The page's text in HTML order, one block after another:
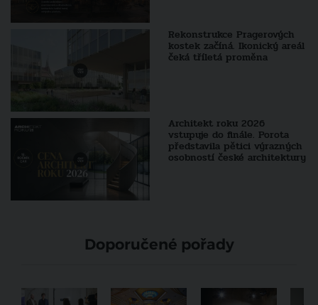
Rekonstrukce Pragerových
kostek začíná. Ikonický areál
čeká tříletá proměna
Architekt roku 2026
vstupuje do finále. Porota
představila pětici výrazných
osobností české architektury
Doporučené pořady